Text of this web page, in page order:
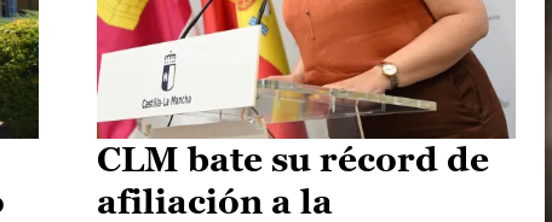
CLM bate su récord de
afiliación a la